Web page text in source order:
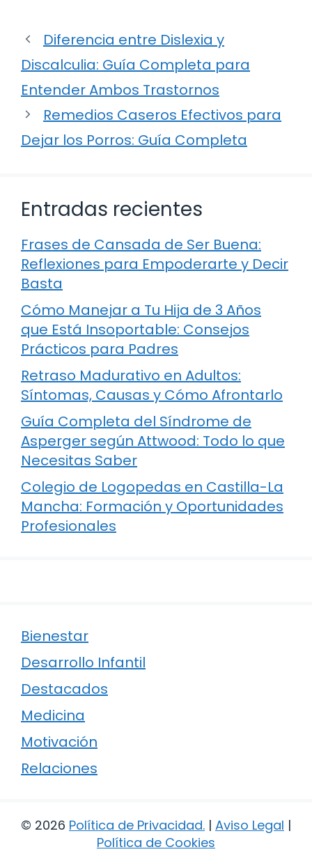
Diferencia entre Dislexia y
Discalculia: Guía Completa para
Entender Ambos Trastornos
Remedios Caseros Efectivos para
Dejar los Porros: Guía Completa
Entradas recientes
Frases de Cansada de Ser Buena:
Reflexiones para Empoderarte y Decir
Basta
Cómo Manejar a Tu Hija de 3 Años
que Está Insoportable: Consejos
Prácticos para Padres
Retraso Madurativo en Adultos:
Síntomas, Causas y Cómo Afrontarlo
Guía Completa del Síndrome de
Asperger según Attwood: Todo lo que
Necesitas Saber
Colegio de Logopedas en Castilla-La
Mancha: Formación y Oportunidades
Profesionales
Bienestar
Desarrollo Infantil
Destacados
Medicina
Motivación
Relaciones
© 2026 Política de Privacidad. | Aviso Legal |
Política de Cookies